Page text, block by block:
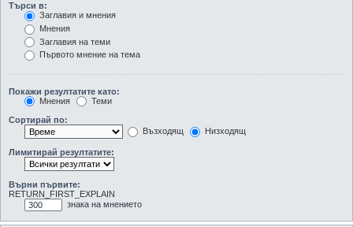
Търси в:
Заглавия и мнения
Мнения
Заглавия на теми
Първото мнение на тема
Покажи резултатите като:
Мнения
Теми
Сортирай по:
Възходящ
Низходящ
Лимитирай резултатите:
Върни първите:
RETURN_FIRST_EXPLAIN
знака на мнението